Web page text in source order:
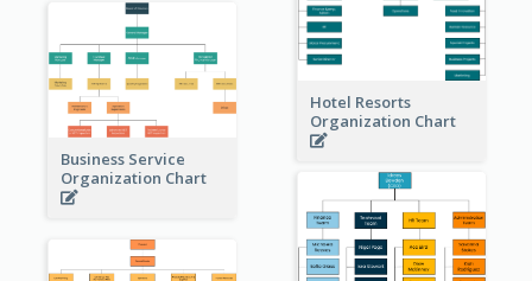
Hotel Resorts
Organization Chart
Business Service
Organization Chart